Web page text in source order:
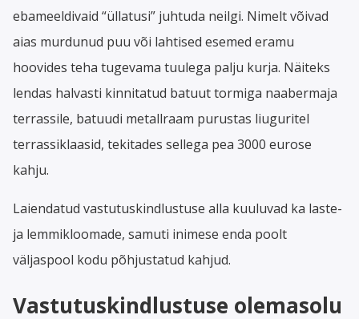
ebameeldivaid “üllatusi” juhtuda neilgi. Nimelt võivad
aias murdunud puu või lahtised esemed eramu
hoovides teha tugevama tuulega palju kurja. Näiteks
lendas halvasti kinnitatud batuut tormiga naabermaja
terrassile, batuudi metallraam purustas liuguritel
terrassiklaasid, tekitades sellega pea 3000 eurose
kahju.
Laiendatud vastutuskindlustuse alla kuuluvad ka laste-
ja lemmikloomade, samuti inimese enda poolt
väljaspool kodu põhjustatud kahjud.
Vastutuskindlustuse olemasolu